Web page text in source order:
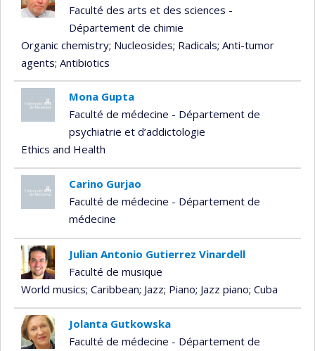
Faculté des arts et des sciences -
Département de chimie
Organic chemistry; Nucleosides; Radicals; Anti-tumor
agents; Antibiotics
Mona Gupta
Faculté de médecine - Département de
psychiatrie et d’addictologie
Ethics and Health
Carino Gurjao
Faculté de médecine - Département de
médecine
Julian Antonio Gutierrez Vinardell
Faculté de musique
World musics; Caribbean; Jazz; Piano; Jazz piano; Cuba
Jolanta Gutkowska
Faculté de médecine - Département de